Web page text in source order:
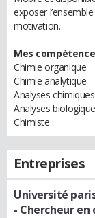
exposer
motivation.
Mes
Chimie organique
Chimie analytique
Analyses chimiques
Analyses
Chimiste
Entreprises
Université
- Chercheur